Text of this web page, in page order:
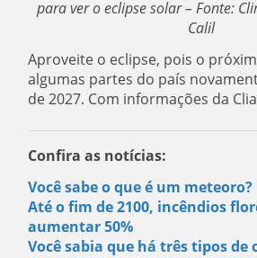
para ver o eclipse solar – Fonte:
Calil
Aproveite o eclipse, pois o
algumas partes do país
de 2027. Com informações da
Confira as notícias:
Você sabe o que é um meteoro?
Até o fim de 2100, incêndios
aumentar 50%
Você sabia que há três tipos de